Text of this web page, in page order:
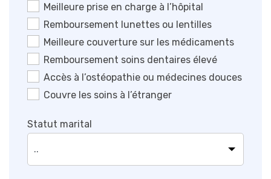
Meilleure prise en charge à l’hôpital
Remboursement lunettes ou lentilles
Meilleure couverture sur les médicaments
Remboursement soins dentaires élevé
Accès à l’ostéopathie ou médecines douces
Couvre les soins à l’étranger
Statut marital